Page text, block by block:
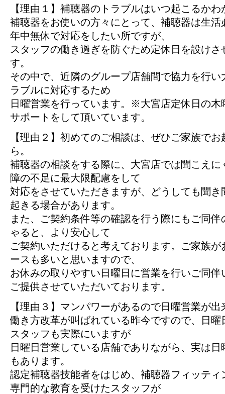
【理由１】補聴器のトラブルはいつ起こるか
補聴器をお使いの方々にとって、補聴器は生
年中無休で対応をしたい所ですが、
スタッフの働き過ぎを防ぐため定休日を設け
す。
その中で、近隣のグループ店舗間で協力を行
ラブルに対応するため
日曜営業を行っています。※大宮店定休日の木
サポートをして頂いています。
【理由２】初めてのご相談は、ぜひご家族で
ら。
補聴器の相談をする際に、大宮店では聞こえ
障の不足に最大限配慮をして
対応をさせていただきますが、どうしても聞
起きる場合があります。
また、ご契約条件等の確認を行う際にもご同
ゃると、より安心して
ご契約いただけると考えております。ご家族
ースも多いと思いますので、
お休みの取りやすい日曜日に営業を行いご同
ご提供させていただいております。
【理由３】マンパワーがあるので日曜営業が出
働き方改革が叫ばれている昨今ですので、日
スタッフも実際にいますが
日曜日営業している店舗でありながら、実は
もあります。
認定補聴器技能者をはじめ、補聴器フィッテ
専門的な教育を受けたスタッフが